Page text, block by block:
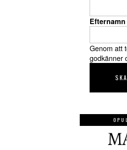
Efternamn
Genom att
godkänner